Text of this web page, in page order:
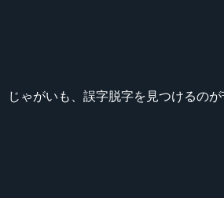
じゃがいも、誤字脱字を見つけるの